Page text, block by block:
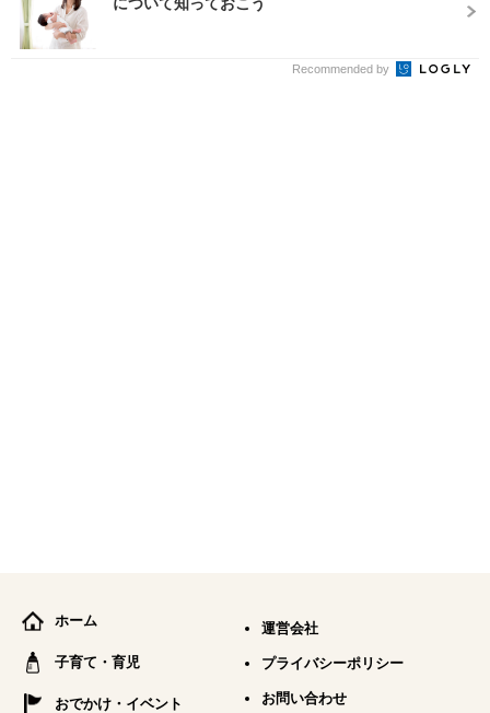
Recommended by
ホーム
子育て・育児
おでかけ・イベント
運営会社
プライバシーポリシー
お問い合わせ